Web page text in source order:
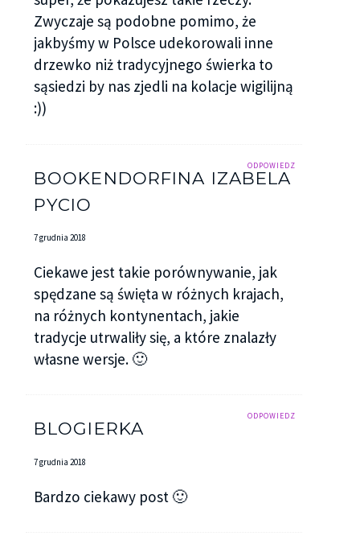
Zwyczaje są podobne pomimo, że
jakbyśmy w Polsce udekorowali inne
drzewko niż tradycyjnego świerka to
sąsiedzi by nas zjedli na kolacje wigilijną
:))
ODPOWIEDZ
BOOKENDORFINA IZABELA
PYCIO
7 grudnia 2018
Ciekawe jest takie porównywanie, jak
spędzane są święta w różnych krajach,
na różnych kontynentach, jakie
tradycje utrwaliły się, a które znalazły
własne wersje. 🙂
ODPOWIEDZ
BLOGIERKA
7 grudnia 2018
Bardzo ciekawy post 🙂